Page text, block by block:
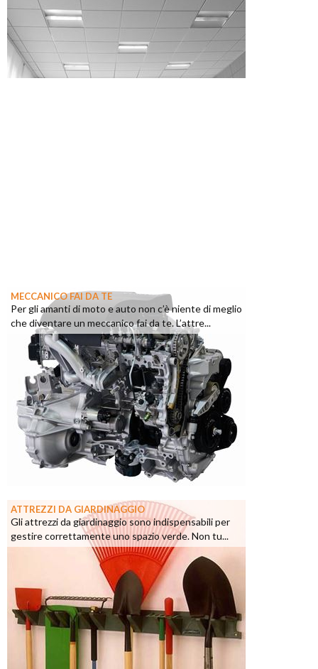
MECCANICO FAI DA TE
Per gli amanti di moto e auto non c’è niente di meglio
che diventare un meccanico fai da te. L’attre...
ATTREZZI DA GIARDINAGGIO
Gli attrezzi da giardinaggio sono indispensabili per
gestire correttamente uno spazio verde. Non tu...